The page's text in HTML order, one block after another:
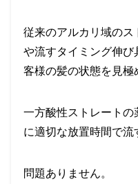
従来のアルカリ域のス
や流すタイミング伸び
客様の髪の状態を見極
一方酸性ストレートの
に適切な放置時間で流
問題ありません。